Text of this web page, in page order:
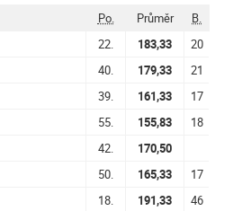
Po. Průměr
B.
22. 183,33
20
40. 179,33
21
39. 161,33
17
55. 155,83
18
42.
170,50
50. 165,33
17
18. 191,33
46